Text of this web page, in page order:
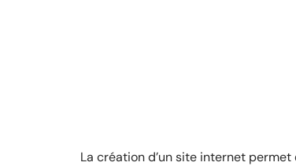
La création d’un site internet